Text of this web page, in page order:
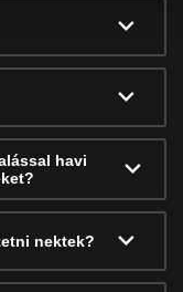
havi
nektek?